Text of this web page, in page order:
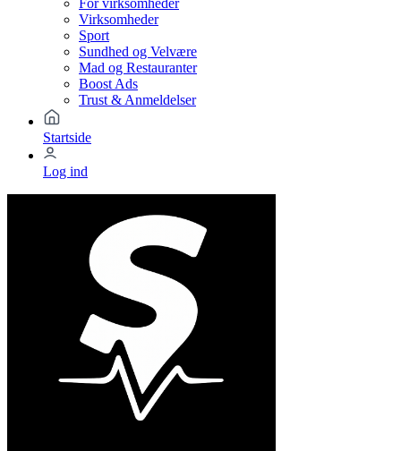
For virksomheder
Virksomheder
Sport
Sundhed og Velvære
Mad og Restauranter
Boost Ads
Trust & Anmeldelser
Startside
Log ind